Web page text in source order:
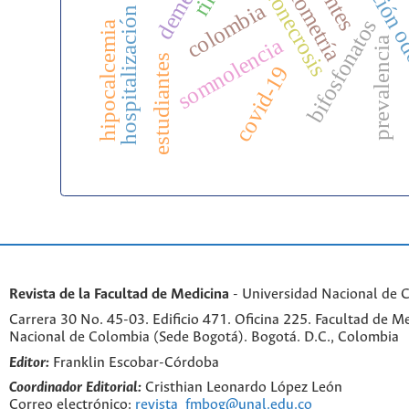
bifosfonatos
somnolencia
estudiantes prevalencia
covid-19
hospitalización colombia
hipocalcemia
Revista de la Facultad de Medicina - Universidad Nacional de
Carrera 30 No. 45-03. Edificio 471. Oficina 225. Facultad de
Nacional de Colombia (Sede Bogotá). Bogotá. D.C., Colombia
Editor: Franklin Escobar-Córdoba
Coordinador Editorial: Cristhian Leonardo López León
Correo electrónico: revista_fmbog@unal.edu.co